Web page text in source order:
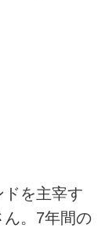
を主宰す
。7年間の